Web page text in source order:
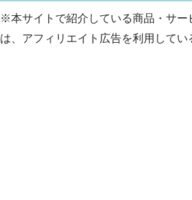
※本サイトで紹介している商品・サー
は、アフィリエイト広告を利用してい